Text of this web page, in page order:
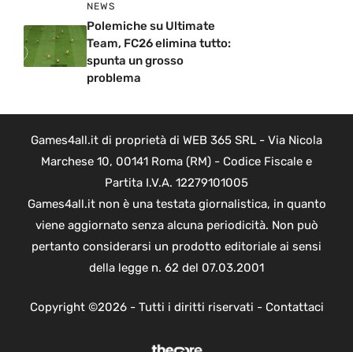
NEWS
Polemiche su Ultimate
Team, FC26 elimina tutto:
spunta un grosso
problema
Games4all.it di proprietà di WEB 365 SRL - Via Nicola
Marchese 10, 00141 Roma (RM) - Codice Fiscale e
Partita I.V.A. 12279101005
Games4all.it non è una testata giornalistica, in quanto
viene aggiornato senza alcuna periodicità. Non può
pertanto considerarsi un prodotto editoriale ai sensi
della legge n. 62 del 07.03.2001
Copyright ©2026 - Tutti i diritti riservati - Contattaci